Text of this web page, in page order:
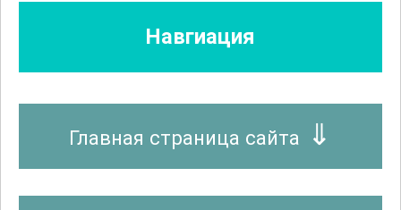
Навгиация
Главная страница сайта